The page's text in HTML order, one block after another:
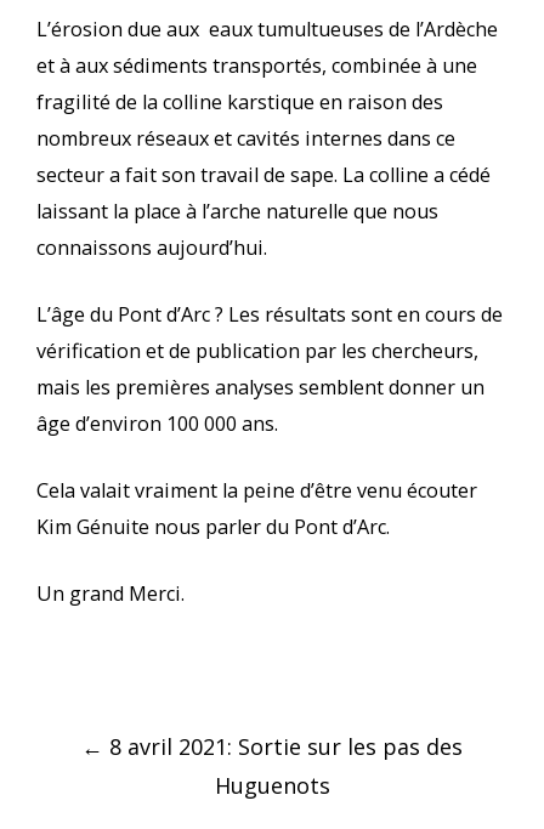
L’érosion due aux eaux tumultueuses de l’Ardèche
et à aux sédiments transportés, combinée à une
fragilité de la colline karstique en raison des
nombreux réseaux et cavités internes dans ce
secteur a fait son travail de sape. La colline a cédé
laissant la place à l’arche naturelle que nous
connaissons aujourd’hui.
L’âge du Pont d’Arc ? Les résultats sont en cours de
vérification et de publication par les chercheurs,
mais les premières analyses semblent donner un
âge d’environ 100 000 ans.
Cela valait vraiment la peine d’être venu écouter
Kim Génuite nous parler du Pont d’Arc.
Un grand Merci.
Navigation
← 8 avril 2021: Sortie sur les pas des
Huguenots